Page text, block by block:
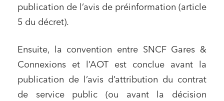
publication de l’avis de préinformation (article
5 du décret).
Ensuite, la convention entre SNCF Gares &
Connexions et l’AOT est conclue avant la
publication de l’avis d’attribution du contrat
de service public (ou avant la décision